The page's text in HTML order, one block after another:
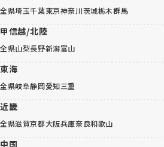
全県埼玉千葉東京神奈川茨城栃木群馬
甲信越/北陸
全県山梨長野新潟富山
東海
全県岐阜静岡愛知三重
近畿
全県滋賀京都大阪兵庫奈良和歌山
中国